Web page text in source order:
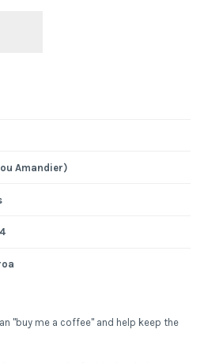
Amandier)
"buy me a coffee" and help keep the